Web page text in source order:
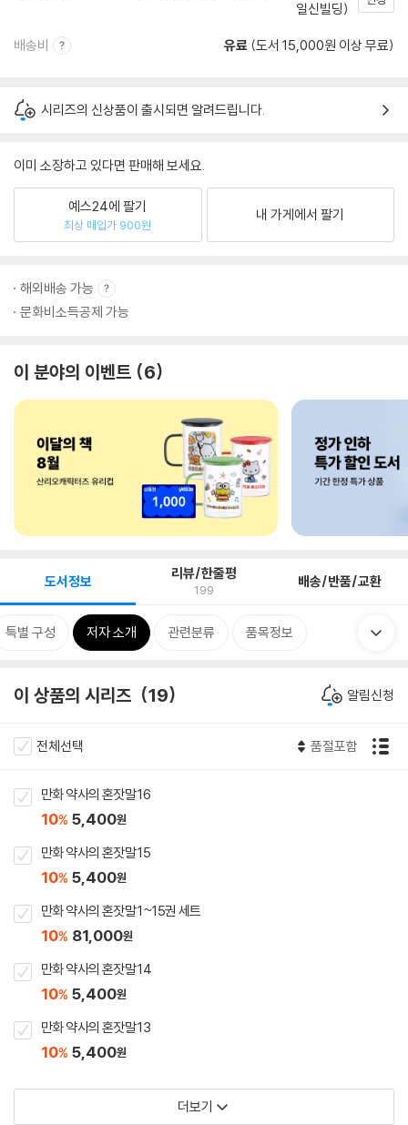
일신빌딩)
배송비 유료 (도서 15,000원 이상 무료)
시리즈의 신상품이 출시되면 알려드립니다.
이미 소장하고 있다면 판매해 보세요.
예스24에 팔기
최상 매입가 900원
내 가게에서 팔기
해외배송 가능
문화비소득공제 가능
이 분야의 이벤트 6
도서정보 리뷰/한줄평
199 배송/반품/교환
특별 구성 저자 소개 관련분류 품목정보
이 상품의 시리즈 19 알림신청
전체선택 품절포함
만화 약사의 혼잣말 16
10% 5,400원
만화 약사의 혼잣말 15
10% 5,400원
만화 약사의 혼잣말 1~15권 세트
10% 81,000원
만화 약사의 혼잣말 14
10% 5,400원
만화 약사의 혼잣말 13
10% 5,400원
더보기